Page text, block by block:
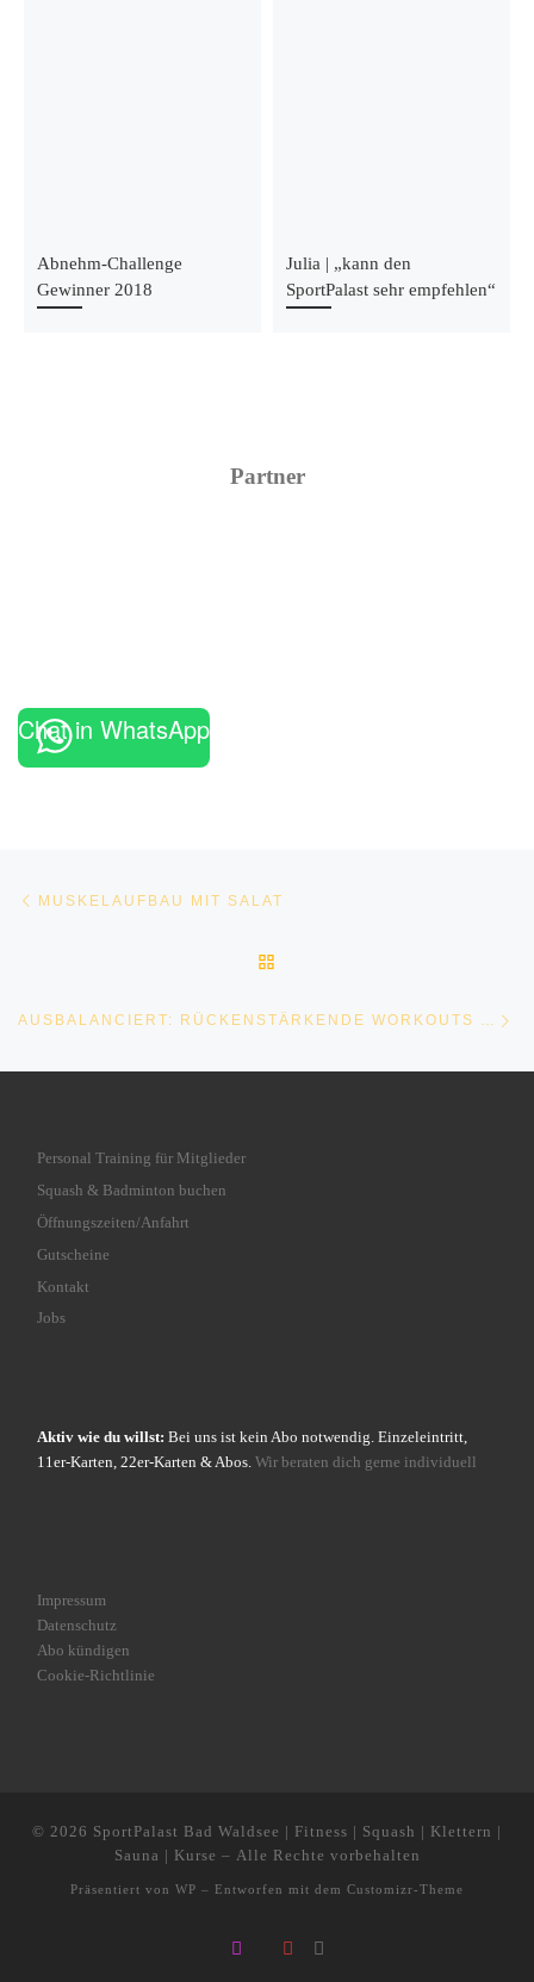
Abnehm-Challenge
Gewinner 2018
Julia | „kann den
SportPalast sehr empfehlen“
Partner
Chat in WhatsApp
Beitragsnavigation
MUSKELAUFBAU MIT SALAT
AUSBALANCIERT: RÜCKENSTÄRKENDE WORKOUTS FÜR DEN GANZEN KÖRPER
Personal Training für Mitglieder
Squash & Badminton buchen
Öffnungszeiten/Anfahrt
Gutscheine
Kontakt
Jobs
Aktiv wie du willst: Bei uns ist kein Abo notwendig. Einzeleintritt,
11er-Karten, 22er-Karten & Abos. Wir beraten dich gerne individuell
Impressum
Datenschutz
Abo kündigen
Cookie-Richtlinie
© 2026 SportPalast Bad Waldsee | Fitness | Squash | Klettern |
Sauna | Kurse – Alle Rechte vorbehalten
Präsentiert von WP – Entworfen mit dem Customizr-Theme